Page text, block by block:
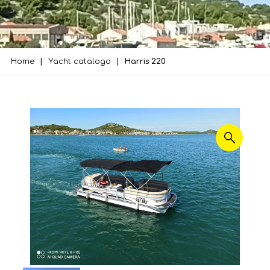
Home Yacht catalogo Harris 220